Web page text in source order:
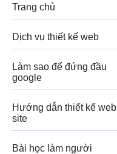
Trang chủ
Dịch vụ thiết kế web
Làm sao để đứng đầu
google
Hướng dẫn thiết kế web
site
Bài học làm người